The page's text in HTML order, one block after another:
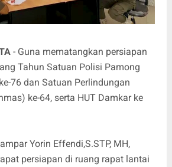
- Guna mematangkan persiapan
Tahun Satuan Polisi Pamong
76 dan Satuan Perlindungan
ke-64, serta HUT Damkar ke
Yorin Effendi,S.STP, MH,
persiapan di ruang rapat lantai